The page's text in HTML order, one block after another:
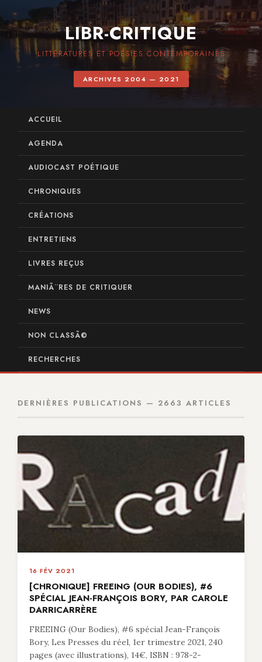
LIBR-CRITIQUE
LITTÉRATURES ET POÉSIES CONTEMPORAINES
ARCHIVES 2004 — 2021
ACCUEIL
AGENDA
AUDIOCAST POÉTIQUE
CHRONIQUES
CRÉATIONS
ENTRETIENS
LIVRES REÇUS
MANIÃ¨RES DE CRITIQUER
NEWS
NON CLASSÃ©
RECHERCHES
DERNIÈRES PUBLICATIONS — 2663 ARTICLES
16 FÉV 2021
[CHRONIQUE] FREEING (OUR BODIES), #6
SPÉCIAL JEAN-FRANÇOIS BORY, PAR CAROLE
DARRICARRÈRE
FREEING (Our Bodies), #6 spécial Jean-François
Bory, Les Presses du réel, 1er trimestre 2021, 240
pages (avec illustrations), 14€, ISBN : 978-2-